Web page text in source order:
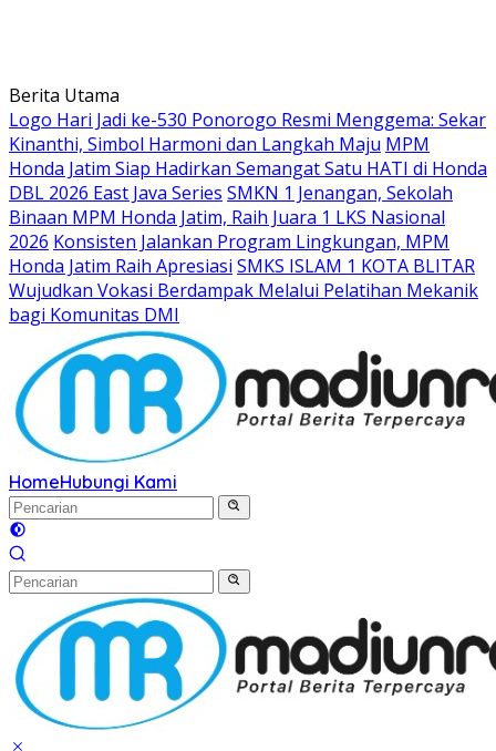
Langsung
ke
konten
Berita Utama
Logo Hari Jadi ke-530 Ponorogo Resmi Menggema: Sekar
Kinanthi, Simbol Harmoni dan Langkah Maju MPM
Honda Jatim Siap Hadirkan Semangat Satu HATI di Honda
DBL 2026 East Java Series SMKN 1 Jenangan, Sekolah
Binaan MPM Honda Jatim, Raih Juara 1 LKS Nasional
2026 Konsisten Jalankan Program Lingkungan, MPM
Honda Jatim Raih Apresiasi SMKS ISLAM 1 KOTA BLITAR
Wujudkan Vokasi Berdampak Melalui Pelatihan Mekanik
bagi Komunitas DMI
HomeHubungi Kami